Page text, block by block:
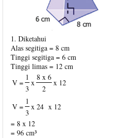
1. Diketahui
Alas segitiga = 8 cm
Tinggi segitiga = 6 cm
Tinggi limas = 12 cm
V =
1
x
8 x 6
x 12
3
2
V =
1
x 24 x 12
3
= 8 x 12
= 96 cm³